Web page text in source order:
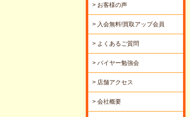
> お客様の声
> 入会無料!買取アップ会員
> よくあるご質問
> バイヤー勉強会
> 店舗アクセス
> 会社概要